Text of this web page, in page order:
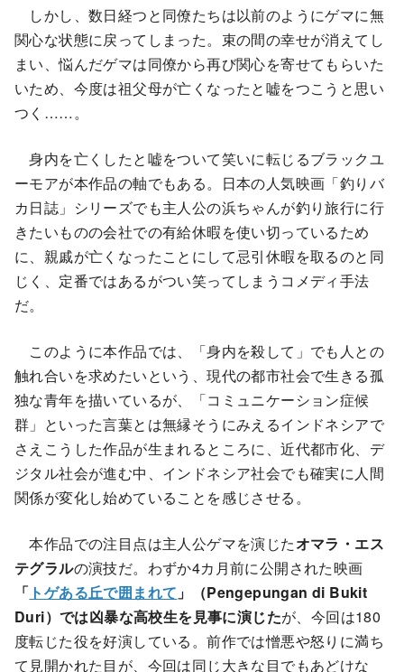
しかし、数日経つと同僚たちは以前のようにゲマに無
関心な状態に戻ってしまった。束の間の幸せが消えてし
まい、悩んだゲマは同僚から再び関心を寄せてもらいた
いため、今度は祖父母が亡くなったと嘘をつこうと思い
つく……。
身内を亡くしたと嘘をついて笑いに転じるブラックユ
ーモアが本作品の軸でもある。日本の人気映画「釣りバ
カ日誌」シリーズでも主人公の浜ちゃんが釣り旅行に行
きたいものの会社での有給休暇を使い切っているため
に、親戚が亡くなったことにして忌引休暇を取るのと同
じく、定番ではあるがつい笑ってしまうコメディ手法
だ。
このように本作品では、「身内を殺して」でも人との
触れ合いを求めたいという、現代の都市社会で生きる孤
独な青年を描いているが、「コミュニケーション症候
群」といった言葉とは無縁そうにみえるインドネシアで
さえこうした作品が生まれるところに、近代都市化、デ
ジタル社会が進む中、インドネシア社会でも確実に人間
関係が変化し始めていることを感じさせる。
本作品での注目点は主人公ゲマを演じたオマラ・エス
テグラルの演技だ。わずか4カ月前に公開された映画
「 トゲある丘で囲まれて 」（Pengepungan di Bukit
Duri）では凶暴な高校生を見事に演じたが、今回は180
度転じた役を好演している。前作では憎悪や怒りに満ち
て見開かれた目が、今回は同じ大きな目でもあどけな